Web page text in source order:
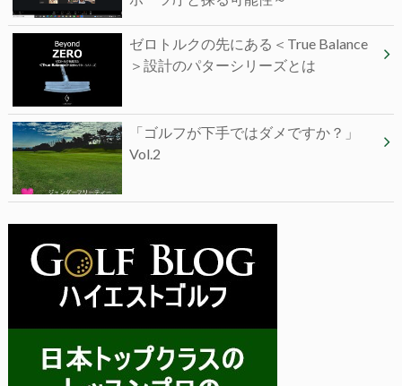
ゼロトルクの先にある＜True Balance
＞設計のパターシリーズとは
「ゴルフが下手ではダメですか？」
Vol.2